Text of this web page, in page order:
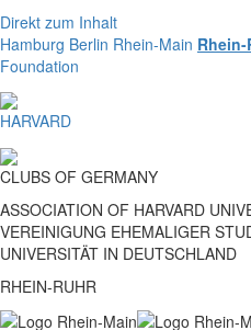
Direkt zum Inhalt
Hamburg Berlin Rhein-Main
Foundation
HARVARD
CLUBS OF GERMANY
ASSOCIATION OF HARVARD
VEREINIGUNG EHEMALIGER
UNIVERSITÄT IN DEUTSCHLAND
RHEIN-RUHR